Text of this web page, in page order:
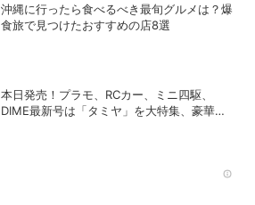
沖縄に行ったら食べるべき最旬グルメは？爆
食旅で見つけたおすすめの店8選
本日発売！プラモ、RCカー、ミニ四駆、
DIME最新号は「タミヤ」を大特集、豪華付